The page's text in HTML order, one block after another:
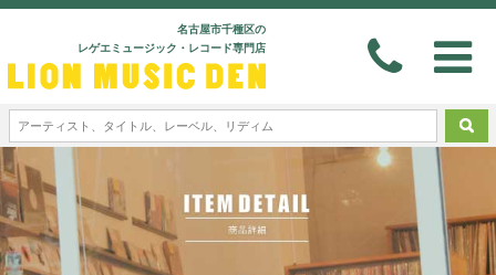
名古屋市千種区の
レゲエミュージック・レコード専門店